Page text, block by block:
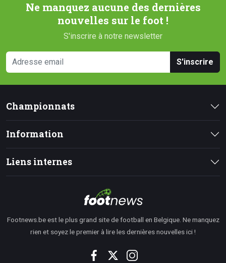
Ne manquez aucune des dernières
nouvelles sur le foot !
S'inscrire à notre newsletter
S'inscrire
Championnats
Information
Liens internes
Footnews.be est le plus grand site de football en Belgique. Ne manquez
rien et soyez le premier à lire les dernières nouvelles ici !